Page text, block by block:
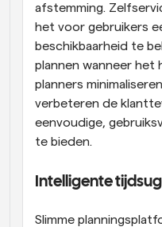
afstemming.
het voor gebruikers
beschikbaarheid te
plannen wanneer het
planners
verbeteren de
eenvoudige,
te bieden.
Intelligente
Slimme